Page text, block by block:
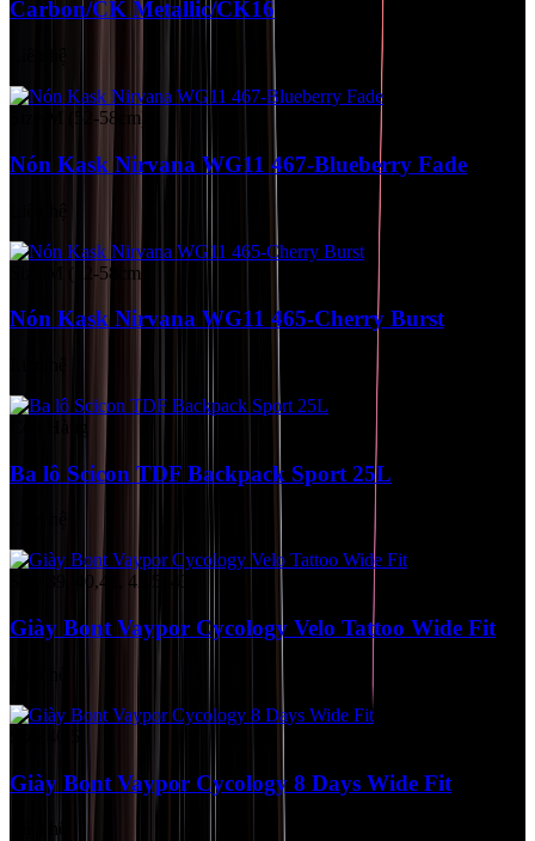
Carbon/CK Metallic/CK16
Size M (52-58cm)
Nón Kask Nirvana WG11 467-Blueberry Fade
Size M (52-58cm)
Nón Kask Nirvana WG11 465-Cherry Burst
Còn Hàng
Ba lô Scicon TDF Backpack Sport 25L
Size 39, 40,42, 42.5, 43
Giày Bont Vaypor Cycology Velo Tattoo Wide Fit
Giày Bont Vaypor Cycology 8 Days Wide Fit
Liên hệ